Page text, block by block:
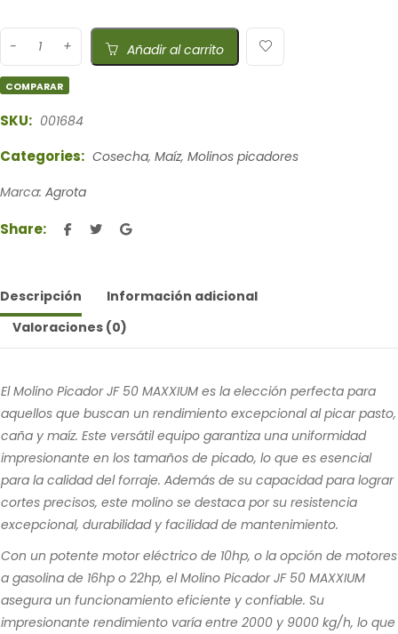
Añadir al carrito
COMPARAR
SKU: 001684
Categories: Cosecha, Maíz, Molinos picadores
Marca: Agrota
Share:
Descripción
Información adicional
Valoraciones (0)
El Molino Picador JF 50 MAXXIUM es la elección perfecta para
aquellos que buscan un rendimiento excepcional al picar pasto,
caña y maíz. Este versátil equipo garantiza una uniformidad
impresionante en los tamaños de picado, lo que es esencial
para la calidad del forraje. Además de su capacidad para lograr
cortes precisos, este molino se destaca por su resistencia
excepcional, durabilidad y facilidad de mantenimiento.
Con un potente motor eléctrico de 10hp, o la opción de motores
a gasolina de 16hp o 22hp, el Molino Picador JF 50 MAXXIUM
asegura un funcionamiento eficiente y confiable. Su
impresionante rendimiento varía entre 2000 y 9000 kg/h, lo que